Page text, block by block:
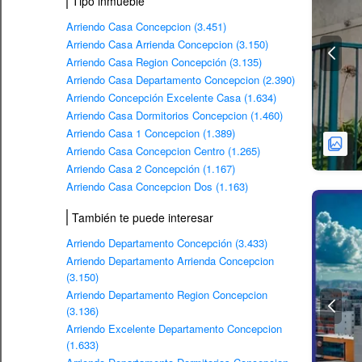
Arriendo Casa Concepcion (3.451)
Arriendo Casa Arrienda Concepcion (3.150)
Arriendo Casa Region Concepción (3.135)
Arriendo Casa Departamento Concepcion (2.390)
Arriendo Concepción Excelente Casa (1.634)
Arriendo Casa Dormitorios Concepcion (1.460)
Arriendo Casa 1 Concepcion (1.389)
Arriendo Casa Concepcion Centro (1.265)
Arriendo Casa 2 Concepción (1.167)
Arriendo Casa Concepcion Dos (1.163)
También te puede interesar
Arriendo Departamento Concepción (3.433)
Arriendo Departamento Arrienda Concepcion
(3.150)
Arriendo Departamento Region Concepcion
(3.136)
Arriendo Excelente Departamento Concepcion
(1.633)